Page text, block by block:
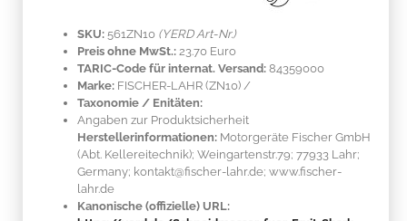
SKU: 561ZN10 (YERD Art-Nr.)
Preis ohne MwSt.: 23.70 Euro
TARIC-Code für internat. Versand: 84359000
Marke: FISCHER-LAHR (ZN10) /
Taxonomie / Enitäten:
Angaben zur Produktsicherheit
Herstellerinformationen: Motorgeräte Fischer GmbH
(Abt. Kellereitechnik); Weingartenstr.79; 77933 Lahr;
Germany; kontakt@fischer-lahr.de; www.fischer-
lahr.de
Kanonische (offizielle) URL: